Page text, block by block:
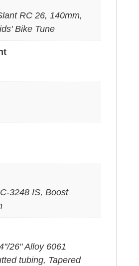
RC 26, 140mm,
Bike Tune
3248 IS, Boost
26" Alloy 6061
tubing, Tapered